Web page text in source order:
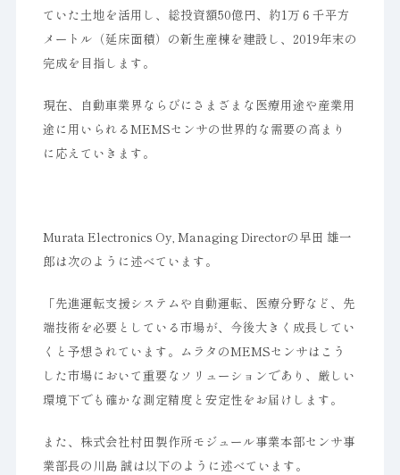
ていた土地を活用し、総投資額50億円、約1万６千平方
メートル（延床面積）の新生産棟を建設し、2019年末の
完成を目指します。
現在、自動車業界ならびにさまざまな医療用途や産業用
途に用いられるMEMSセンサの世界的な需要の高まり
に応えていきます。
Murata Electronics Oy, Managing Directorの早田 雄一
郎は次のように述べています。
「先進運転支援システムや自動運転、医療分野など、先
端技術を必要としている市場が、今後大きく成長してい
くと予想されています。ムラタのMEMSセンサはこう
した市場において重要なソリューションであり、厳しい
環境下でも確かな測定精度と安定性をお届けします。
また、株式会社村田製作所モジュール事業本部センサ事
業部長の川島 誠は以下のように述べています。